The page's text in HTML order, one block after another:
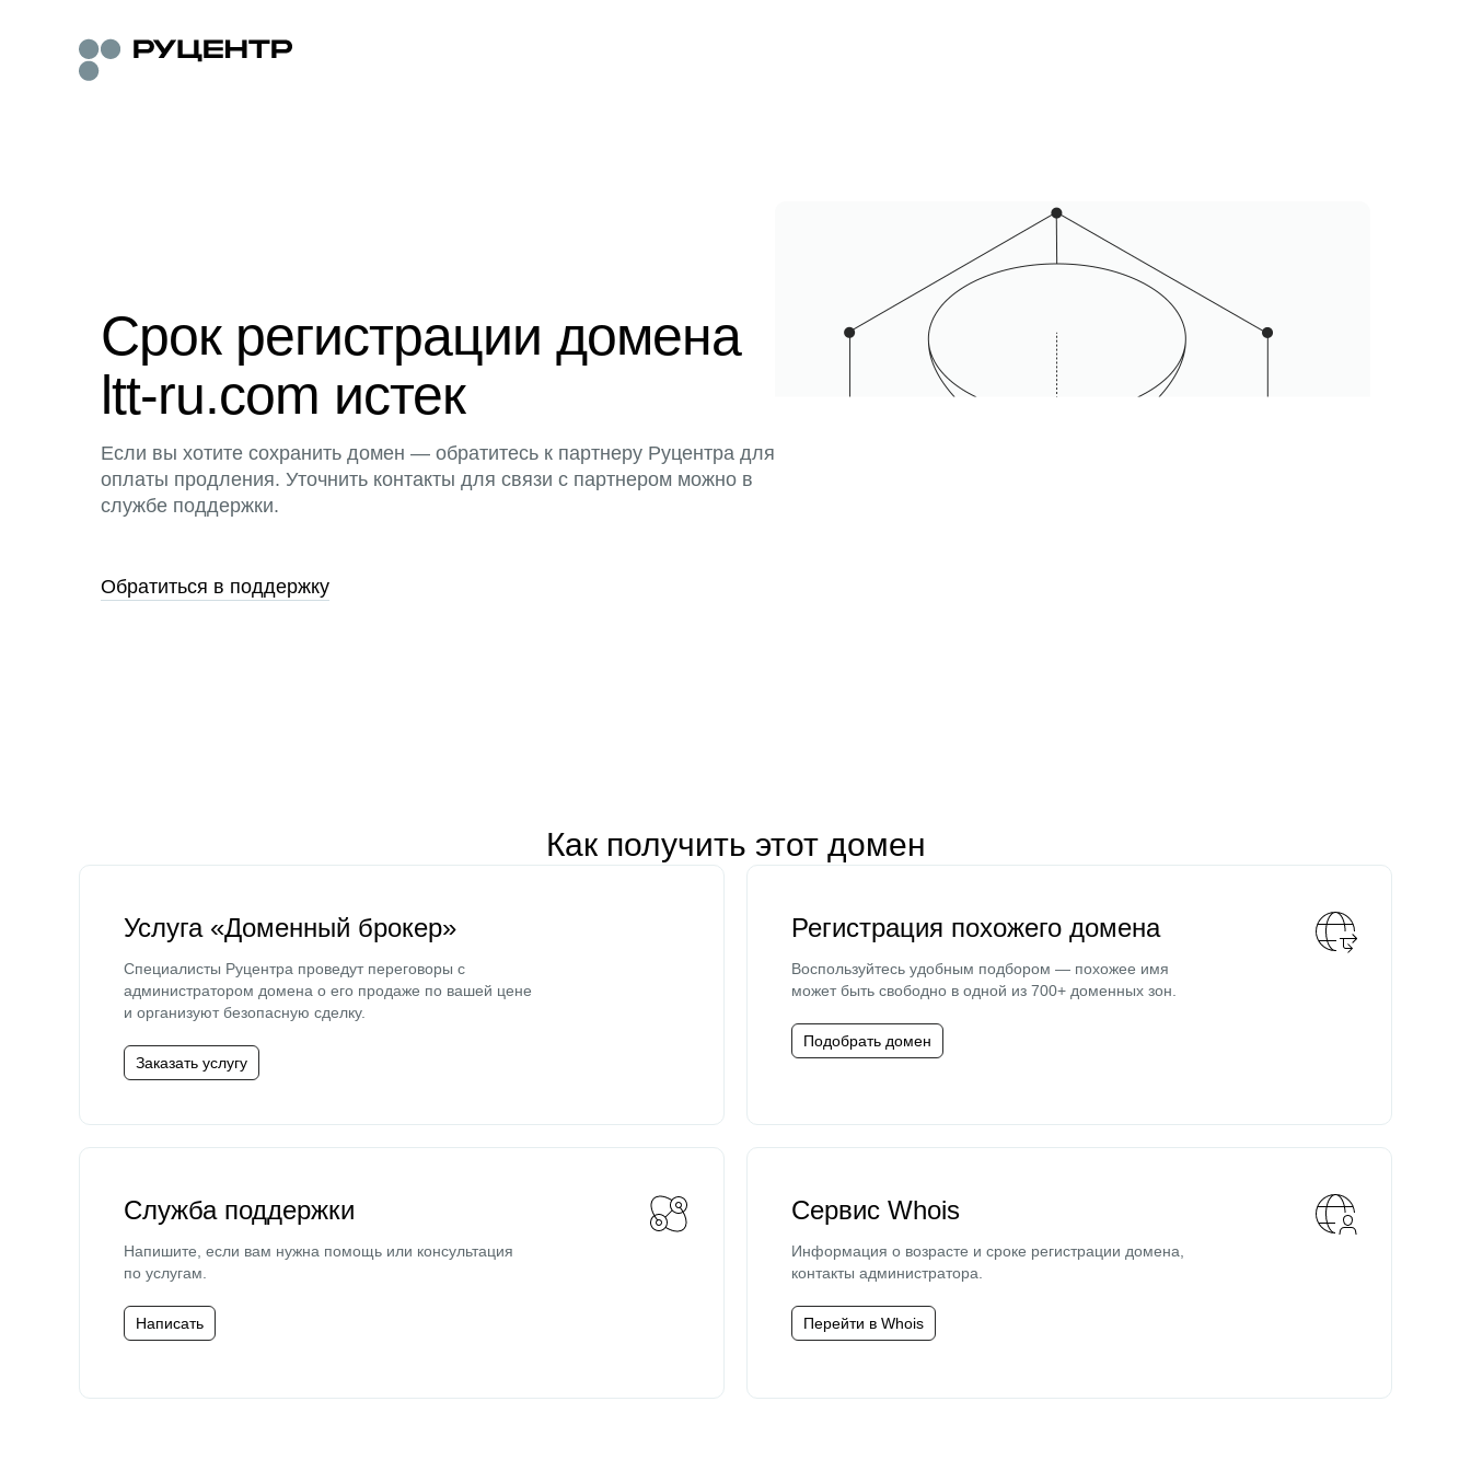
Срок регистрации домена
ltt-ru.com истек
Если вы хотите сохранить домен — обратитесь к партнеру Руцентра для
оплаты продления. Уточнить контакты для связи с партнером можно в
службе поддержки.
Обратиться в поддержку
Как получить этот домен
Услуга «Доменный брокер»
Специалисты Руцентра проведут переговоры с
администратором домена о его продаже по вашей цене
и организуют безопасную сделку.
Заказать услугу
Регистрация похожего домена
Воспользуйтесь удобным подбором — похожее имя
может быть свободно в одной из 700+ доменных зон.
Подобрать домен
Служба поддержки
Напишите, если вам нужна помощь или консультация
по услугам.
Написать
Сервис Whois
Информация о возрасте и сроке регистрации домена,
контакты администратора.
Перейти в Whois